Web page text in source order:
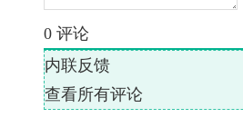
0 评论
内联反馈
查看所有评论